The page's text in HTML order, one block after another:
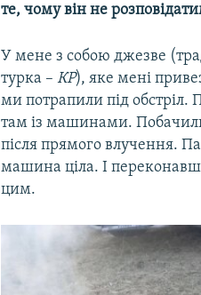
те, чому він не
У мене з собою джезве
турка –КР), яке мені
ми потрапили під обстріл.
там із машинами.
після прямого влучення.
машина ціла. І
цим.